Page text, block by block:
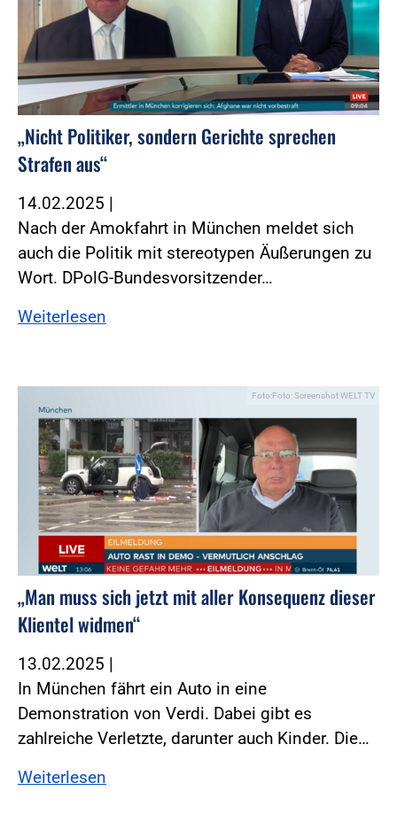
„Nicht Politiker, sondern Gerichte sprechen
Strafen aus“
14.02.2025 |
Nach der Amokfahrt in München meldet sich
auch die Politik mit stereotypen Äußerungen zu
Wort. DPolG-Bundesvorsitzender…
Weiterlesen
Foto:Foto: Screenshot WELT TV
„Man muss sich jetzt mit aller Konsequenz dieser
Klientel widmen“
13.02.2025 |
In München fährt ein Auto in eine
Demonstration von Verdi. Dabei gibt es
zahlreiche Verletzte, darunter auch Kinder. Die…
Weiterlesen